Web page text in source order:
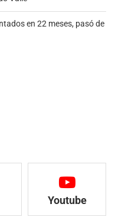
en 22 meses, pasó de
Youtube